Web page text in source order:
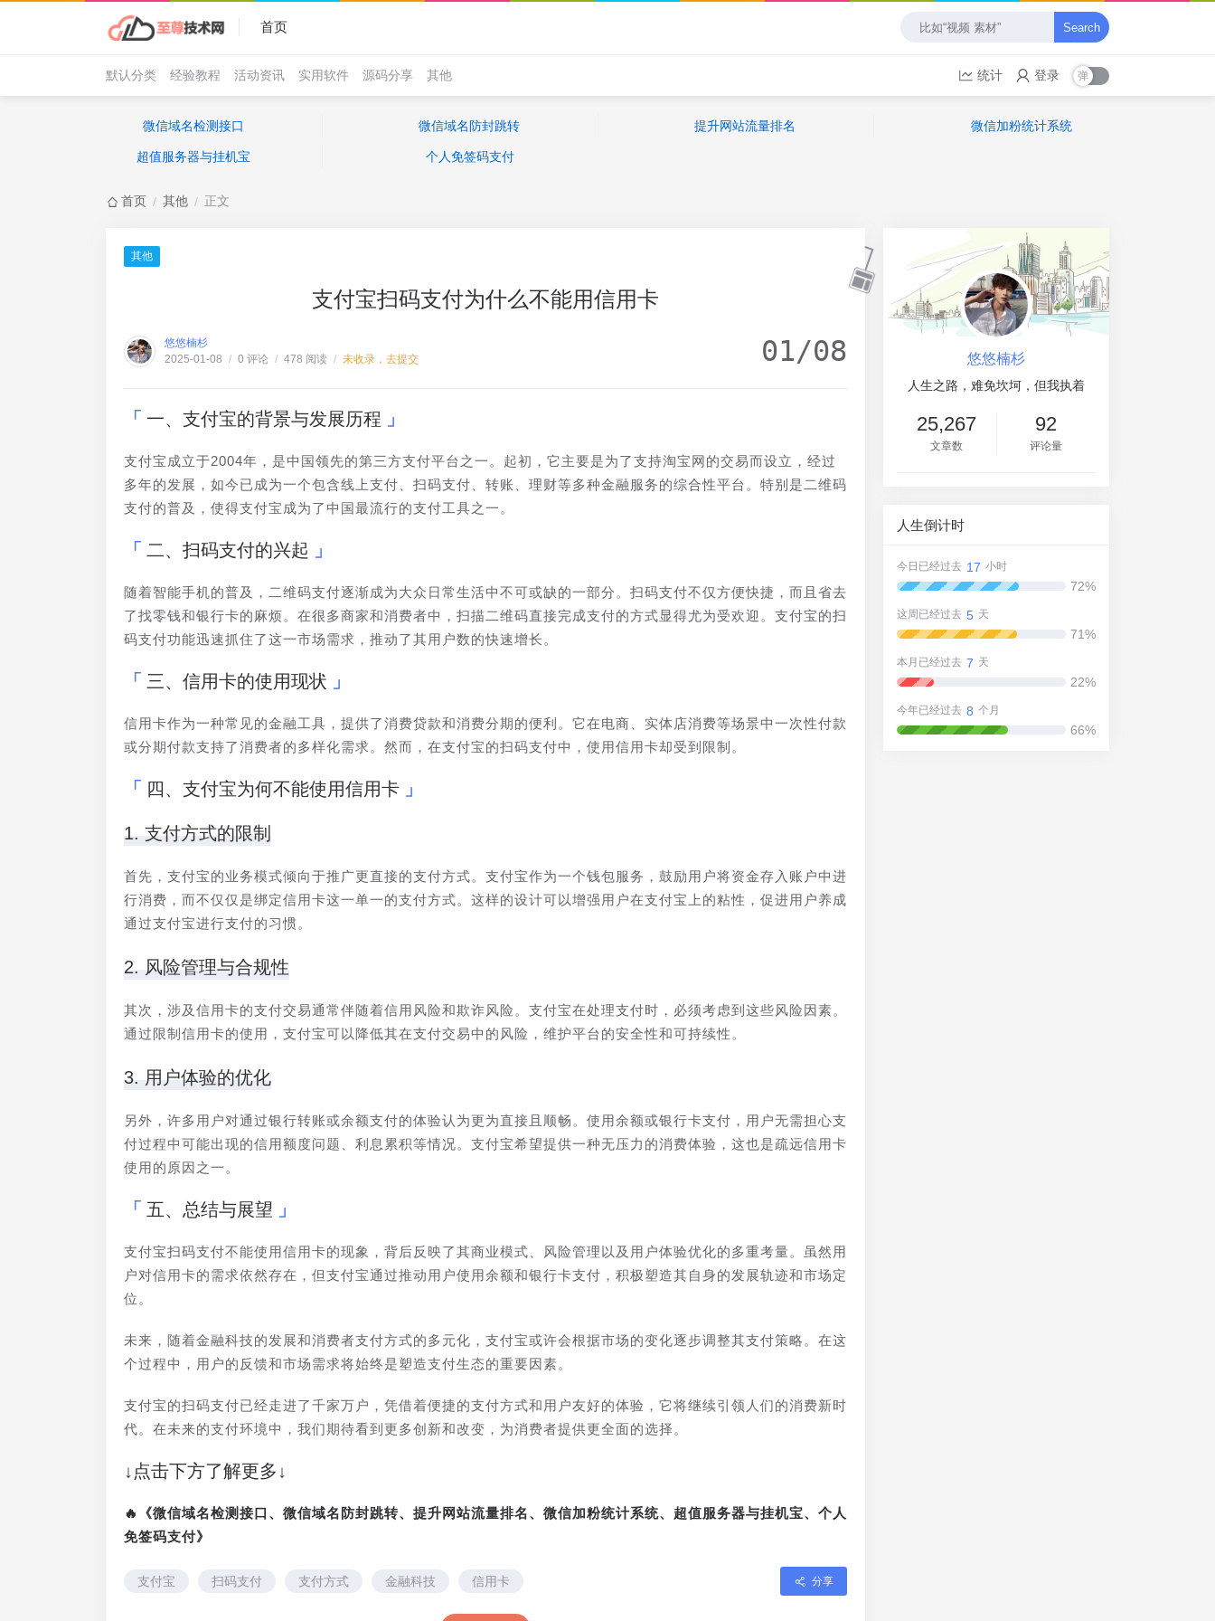
首页 Search
默认分类 经验教程 活动资讯 实用软件 源码分享 其他 统计 登录
微信域名检测接口 微信域名防封跳转 提升网站流量排名 微信加粉统计系统
超值服务器与挂机宝 个人免签码支付
首页 / 其他 / 正文
其他
支付宝扫码支付为什么不能用信用卡
悠悠楠杉
2025-01-08 / 0 评论 / 478 阅读 / 未收录，去提交 01/08
一、支付宝的背景与发展历程
支付宝成立于2004年，是中国领先的第三方支付平台之一。起初，它主要是为了支持淘宝网的交易而设立，经过
多年的发展，如今已成为一个包含线上支付、扫码支付、转账、理财等多种金融服务的综合性平台。特别是二维码
支付的普及，使得支付宝成为了中国最流行的支付工具之一。
二、扫码支付的兴起
随着智能手机的普及，二维码支付逐渐成为大众日常生活中不可或缺的一部分。扫码支付不仅方便快捷，而且省去
了找零钱和银行卡的麻烦。在很多商家和消费者中，扫描二维码直接完成支付的方式显得尤为受欢迎。支付宝的扫
码支付功能迅速抓住了这一市场需求，推动了其用户数的快速增长。
三、信用卡的使用现状
信用卡作为一种常见的金融工具，提供了消费贷款和消费分期的便利。它在电商、实体店消费等场景中一次性付款
或分期付款支持了消费者的多样化需求。然而，在支付宝的扫码支付中，使用信用卡却受到限制。
四、支付宝为何不能使用信用卡
1. 支付方式的限制
首先，支付宝的业务模式倾向于推广更直接的支付方式。支付宝作为一个钱包服务，鼓励用户将资金存入账户中进
行消费，而不仅仅是绑定信用卡这一单一的支付方式。这样的设计可以增强用户在支付宝上的粘性，促进用户养成
通过支付宝进行支付的习惯。
2. 风险管理与合规性
其次，涉及信用卡的支付交易通常伴随着信用风险和欺诈风险。支付宝在处理支付时，必须考虑到这些风险因素。
通过限制信用卡的使用，支付宝可以降低其在支付交易中的风险，维护平台的安全性和可持续性。
3. 用户体验的优化
另外，许多用户对通过银行转账或余额支付的体验认为更为直接且顺畅。使用余额或银行卡支付，用户无需担心支
付过程中可能出现的信用额度问题、利息累积等情况。支付宝希望提供一种无压力的消费体验，这也是疏远信用卡
使用的原因之一。
五、总结与展望
支付宝扫码支付不能使用信用卡的现象，背后反映了其商业模式、风险管理以及用户体验优化的多重考量。虽然用
户对信用卡的需求依然存在，但支付宝通过推动用户使用余额和银行卡支付，积极塑造其自身的发展轨迹和市场定
位。
未来，随着金融科技的发展和消费者支付方式的多元化，支付宝或许会根据市场的变化逐步调整其支付策略。在这
个过程中，用户的反馈和市场需求将始终是塑造支付生态的重要因素。
支付宝的扫码支付已经走进了千家万户，凭借着便捷的支付方式和用户友好的体验，它将继续引领人们的消费新时
代。在未来的支付环境中，我们期待看到更多创新和改变，为消费者提供更全面的选择。
↓点击下方了解更多↓
🔥《微信域名检测接口、微信域名防封跳转、提升网站流量排名、微信加粉统计系统、超值服务器与挂机宝、个人
免签码支付》
支付宝 扫码支付 支付方式 金融科技 信用卡 分享
悠悠楠杉
人生之路，难免坎坷，但我执着
25,267
文章数
92
评论量
人生倒计时
今日已经过去 17 小时
72%
这周已经过去 5 天
71%
本月已经过去 7 天
22%
今年已经过去 8 个月
66%